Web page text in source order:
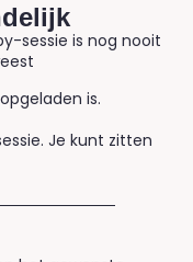
sessie is nog nooit
is.
Je kunt zitten